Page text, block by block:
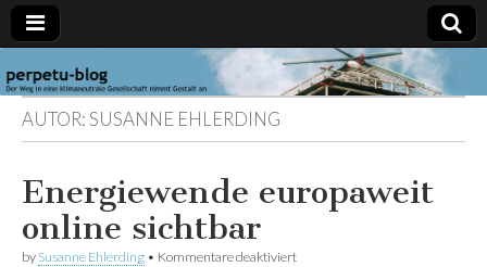
perpetu-
blog
Der Weg in
klimaneutrale
Gesellschaft
Gestalt an
AUTOR:SUSANNE EHLERDING
Energiewende europaweit
online sichtbar
by Susanne Ehlerding • Kommentare deaktiviertfür